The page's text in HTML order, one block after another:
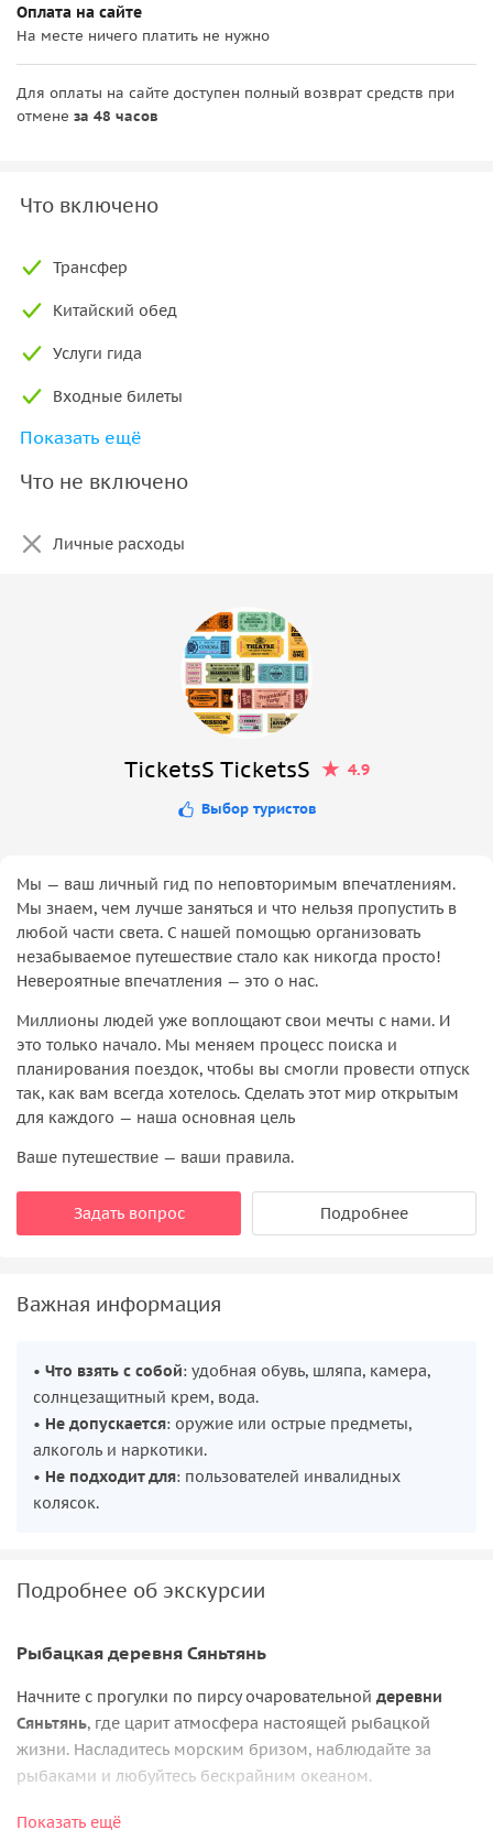
Оплата на сайте
На месте ничего платить не нужно
Для оплаты на сайте доступен полный возврат средств при
отмене за 48 часов
Что включено
Трансфер
Китайский обед
Услуги гида
Входные билеты
Страховка
Показать ещё
Что не включено
Личные расходы
TicketsS TicketsS 4.9
Выбор туристов
Мы — ваш личный гид по неповторимым впечатлениям.
Мы знаем, чем лучше заняться и что нельзя пропустить в
любой части света. С нашей помощью организовать
незабываемое путешествие стало как никогда просто!
Невероятные впечатления — это о нас.
Миллионы людей уже воплощают свои мечты с нами. И
это только начало. Мы меняем процесс поиска и
планирования поездок, чтобы вы смогли провести отпуск
так, как вам всегда хотелось. Сделать этот мир открытым
для каждого — наша основная цель
Ваше путешествие — ваши правила.
Задать вопрос Подробнее
Важная информация
• Что взять с собой: удобная обувь, шляпа, камера,
солнцезащитный крем, вода.
• Не допускается: оружие или острые предметы,
алкоголь и наркотики.
• Не подходит для: пользователей инвалидных
колясок.
Подробнее об экскурсии
Рыбацкая деревня Сяньтянь
Начните с прогулки по пирсу очаровательной деревни
Сяньтянь, где царит атмосфера настоящей рыбацкой
жизни. Насладитесь морским бризом, наблюдайте за
рыбаками и любуйтесь бескрайним океаном.
Духовный храм Минван в Цзюньлине
Показать ещё